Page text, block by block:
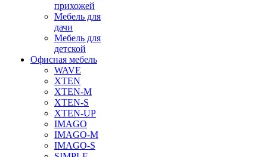
прихожей
Мебель для
дачи
Мебель для
детской
Офисная мебель
WAVE
XTEN
XTEN-M
XTEN-S
XTEN-UP
IMAGO
IMAGO-M
IMAGO-S